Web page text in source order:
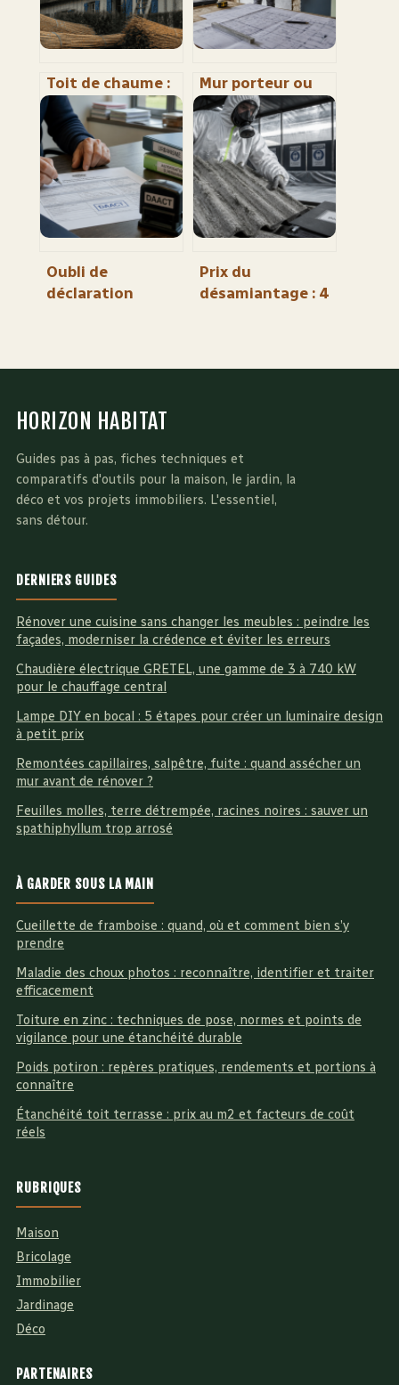
Toit de chaume :
50 ans de
longévité grâce à
la pente,
l’épaisseur et
l’entretien
Mur porteur ou
cloison : 3 tests
infaillibles et
l’indice des 15 cm
pour sécuriser
vos travaux
Oubli de
déclaration
de 300 000 € ?
Prix du
désamiantage : 4
HORIZON HABITAT
Guides pas à pas, fiches techniques et
comparatifs d'outils pour la maison, le jardin, la
déco et vos projets immobiliers. L'essentiel,
sans détour.
DERNIERS GUIDES
Rénover une cuisine sans changer les meubles : peindre les
façades, moderniser la crédence et éviter les erreurs
Chaudière électrique GRETEL, une gamme de 3 à 740 kW
pour le chauffage central
Lampe DIY en bocal : 5 étapes pour créer un luminaire design
à petit prix
Remontées capillaires, salpêtre, fuite : quand assécher un
mur avant de rénover ?
Feuilles molles, terre détrempée, racines noires : sauver un
spathiphyllum trop arrosé
À GARDER SOUS LA MAIN
Cueillette de framboise : quand, où et comment bien s’y
prendre
Maladie des choux photos : reconnaître, identifier et traiter
efficacement
Toiture en zinc : techniques de pose, normes et points de
vigilance pour une étanchéité durable
Poids potiron : repères pratiques, rendements et portions à
connaître
Étanchéité toit terrasse : prix au m2 et facteurs de coût
réels
RUBRIQUES
Maison
Bricolage
Immobilier
Jardinage
Déco
PARTENAIRES